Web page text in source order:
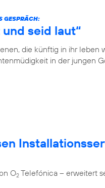
GESPRÄCH:
seid laut“
die künftig in ihr leben
in der jungen
O2 Telefónica – erweitert